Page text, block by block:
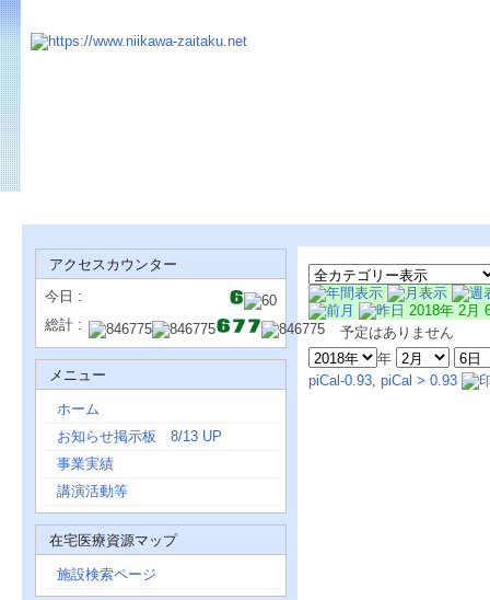
アクセスカウンター
今日 :
総計 :
メニュー
ホーム
お知らせ掲示板 8/13 UP
事業実績
講演活動等
在宅医療資源マップ
施設検索ページ
2018年 2月
予定はありません
年
piCal-0.93, piCal > 0.93